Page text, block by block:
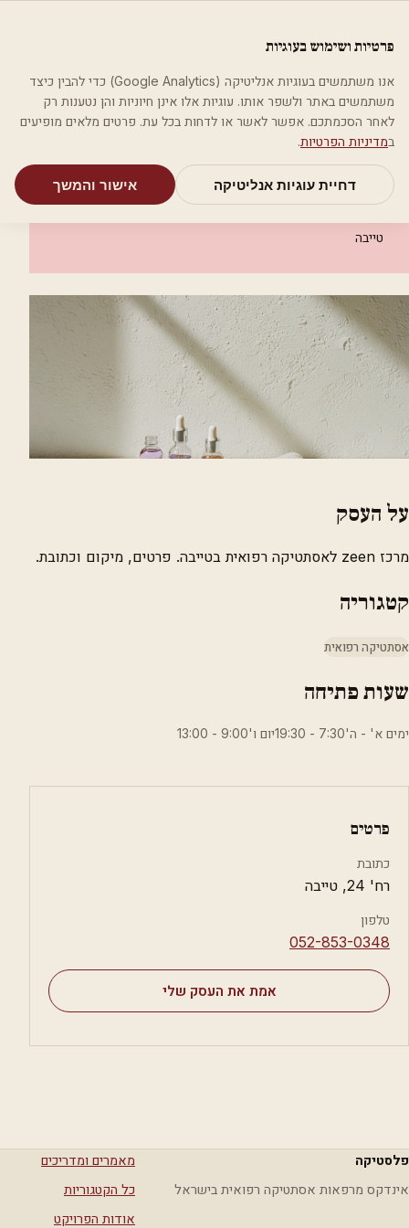
מאמריםקטגוריותחיפושאודות
בית קטגוריות
אסתטיקה רפואית
מרכז zeen לאסתטיקה רפואית
מרכז zeen לאסתטיקה רפואית
טייבה
על העסק
מרכז zeen לאסתטיקה רפואית בטייבה. פרטים, מיקום וכתובת.
קטגוריה
אסתטיקה רפואית
שעות פתיחה
ימים א' - ה'7:30 - 19:30יום ו'9:00 - 13:00
פרטים
כתובת
רח' 24, טייבה
טלפון
⁦052-853-0348⁩
אמת את העסק שלי
פלסטיקה
אינדקס מרפאות אסתטיקה רפואית בישראל
מאמרים ומדריכים
כל הקטגוריות
אודות הפרויקט
פרטיות ושימוש בעוגיות
אנו משתמשים בעוגיות אנליטיקה (Google Analytics) כדי להבין כיצד
משתמשים באתר ולשפר אותו. עוגיות אלו אינן חיוניות והן נטענות רק
לאחר הסכמתכם. אפשר לאשר או לדחות בכל עת. פרטים מלאים מופיעים
במדיניות הפרטיות.
דחיית עוגיות אנליטיקה אישור והמשך